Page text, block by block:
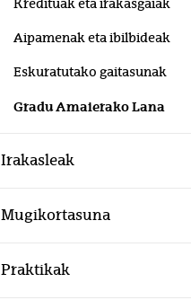
Kredituak eta irakasgaiak
Aipamenak eta ibilbideak
Eskuratutako gaitasunak
Gradu Amaierako Lana
Irakasleak
Mugikortasuna
Praktikak